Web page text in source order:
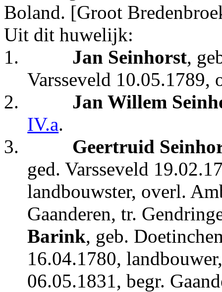
Boland. [Groot
Uit dit huwelijk:
1.
Jan Seinhorst,
Varsseveld 10.05.1789,
2.
Jan Willem
IV.a.
3.
Geertruid
ged. Varsseveld
landbouwster, overl.
Gaanderen, tr.
Barink, geb.
16.04.1780,
06.05.1831, begr.